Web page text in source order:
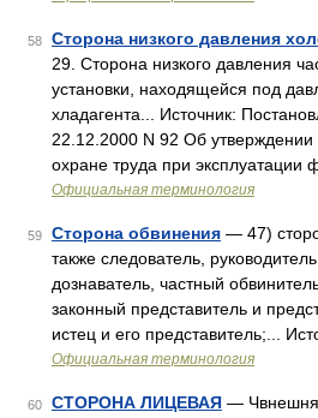
58 Сторона низкого давления
29. Сторона низкого давления
установки, находящейся под
хладагента... Источник:
22.12.2000 N 92 Об
охране труда при эксплуатации
Официальная терминология
59 Сторона обвинения — 47)
также следователь,
дознаватель, частный
законный представитель и
истец и его представитель;...
Официальная терминология
60 СТОРОНА ЛИЦЕВАЯ —